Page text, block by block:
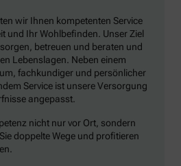
wir Ihnen kompetenten Service
und Ihr Wohlbefinden. Unser Ziel
betreuen und beraten und
Lebenslagen. Neben einem
fachkundiger und persönlicher
Service ist unsere Versorgung
angepasst.
nicht nur vor Ort, sondern
doppelte Wege und profitieren